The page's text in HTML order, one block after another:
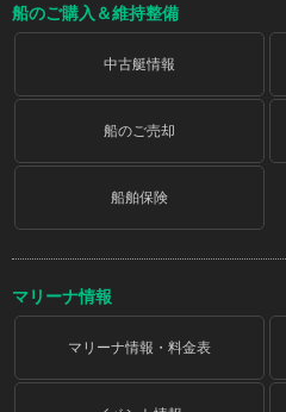
船のご購入＆維持整備
中古艇情報
船のご売却
船舶保険
マリーナ情報
マリーナ情報・料金表